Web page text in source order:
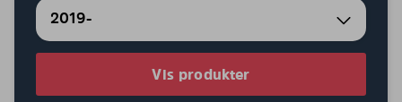
2019-
Vis produkter